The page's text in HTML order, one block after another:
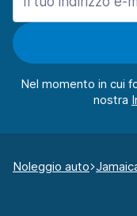
Nel momento in cui
nostra
Noleggio auto